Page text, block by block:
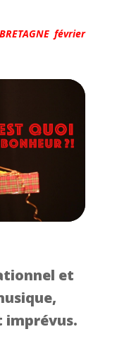
février
et
imprévus.